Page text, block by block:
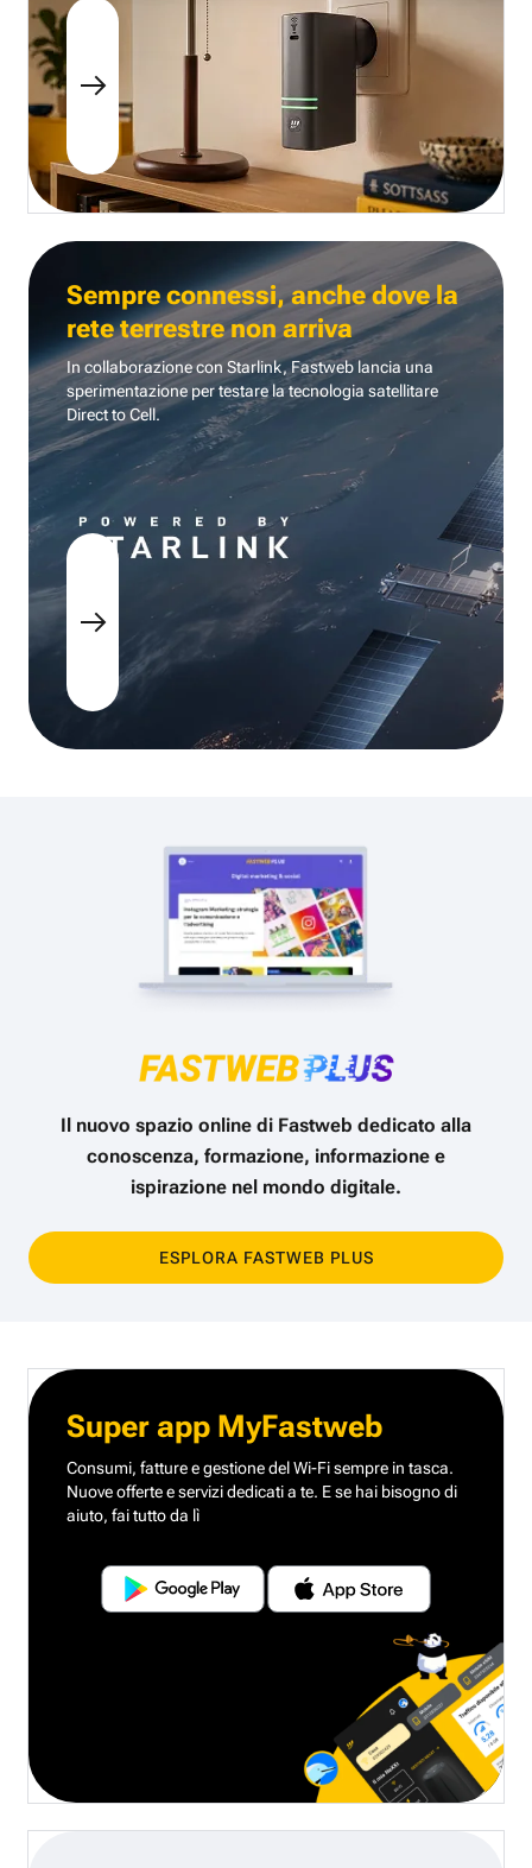
Sempre connessi, anche dove la
rete terrestre non arriva
In collaborazione con Starlink, Fastweb lancia una
sperimentazione per testare la tecnologia satellitare
Direct to Cell.
Il nuovo spazio online di Fastweb dedicato alla
conoscenza, formazione, informazione e
ispirazione nel mondo digitale.
ESPLORA FASTWEB PLUS
Super app MyFastweb
Consumi, fatture e gestione del Wi-Fi sempre in tasca.
Nuove offerte e servizi dedicati a te. E se hai bisogno di
aiuto, fai tutto da lì